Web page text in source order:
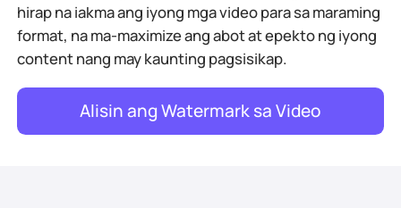
hirap na iakma ang iyong mga video para sa maraming
format, na ma-maximize ang abot at epekto ng iyong
content nang may kaunting pagsisikap.
Alisin ang Watermark sa Video